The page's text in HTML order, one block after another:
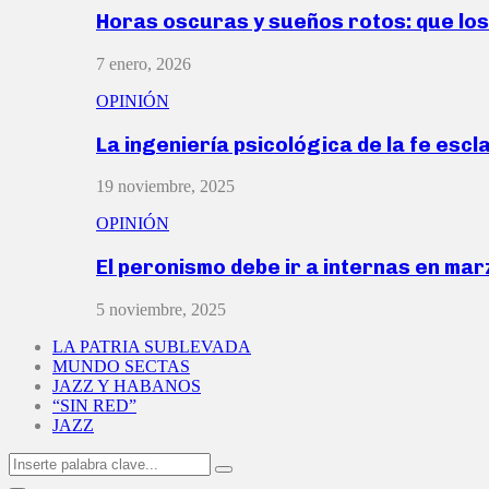
Horas oscuras y sueños rotos: que
7 enero, 2026
OPINIÓN
La ingeniería psicológica de la fe
19 noviembre, 2025
OPINIÓN
El peronismo debe ir a internas en
5 noviembre, 2025
LA PATRIA SUBLEVADA
MUNDO SECTAS
JAZZ Y HABANOS
“SIN RED”
JAZZ
Search
for:
Search